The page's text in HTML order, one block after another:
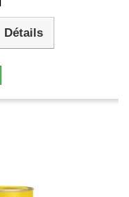
Détails